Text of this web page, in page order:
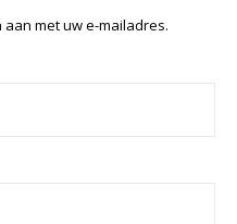
met uw e-mailadres.